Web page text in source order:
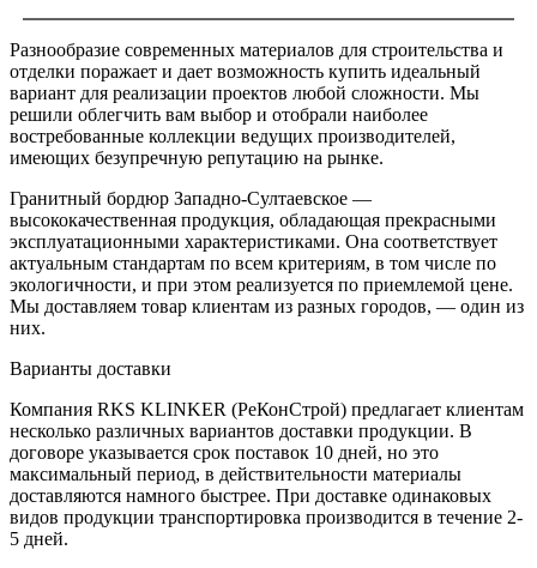
Разнообразие современных материалов для строительства и
отделки поражает и дает возможность купить идеальный
вариант для реализации проектов любой сложности. Мы
решили облегчить вам выбор и отобрали наиболее
востребованные коллекции ведущих производителей,
имеющих безупречную репутацию на рынке.
Гранитный бордюр Западно-Султаевское —
высококачественная продукция, обладающая прекрасными
эксплуатационными характеристиками. Она соответствует
актуальным стандартам по всем критериям, в том числе по
экологичности, и при этом реализуется по приемлемой цене.
Мы доставляем товар клиентам из разных городов, — один из
них.
Варианты доставки
Компания RKS KLINKER (РеКонСтрой) предлагает клиентам
несколько различных вариантов доставки продукции. В
договоре указывается срок поставок 10 дней, но это
максимальный период, в действительности материалы
доставляются намного быстрее. При доставке одинаковых
видов продукции транспортировка производится в течение 2-
5 дней.